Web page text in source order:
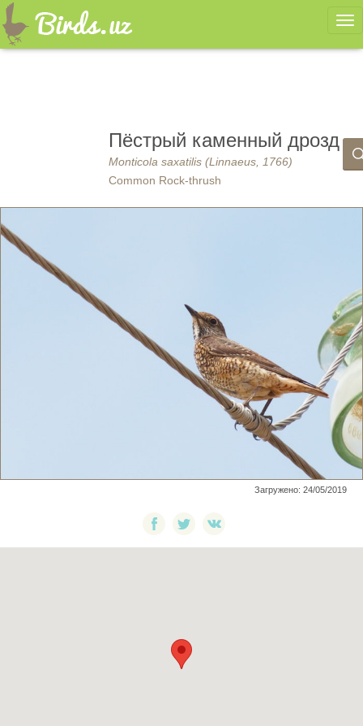
Пёстрый каменный дрозд
Monticola saxatilis (Linnaeus, 1766)
Common Rock-thrush
Загружено: 24/05/2019